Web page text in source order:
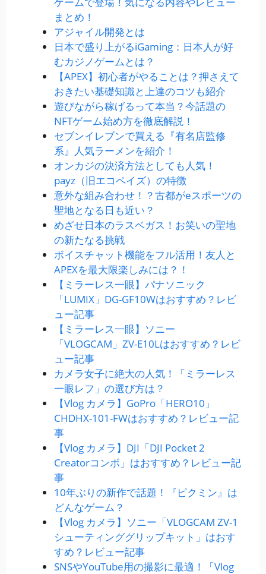
まとめ！
アジャイル開発とは
日本で盛り上がるiGaming：日本人が好
むカジノゲームとは？
【APEX】初心者がやることは？押さえて
おきたい基礎知識と上達のコツも紹介
遊びながら稼げるって本当？今話題の
NFTゲーム始め方を徹底解説！
セブンイレブンで買える『有名店監修
系』人気ラーメンを紹介！
オンカジの決済方法としても人気！
payz（旧エコペイズ）の特徴
意外な組み合わせ！？古都がeスポーツの
聖地となる日も近い？
めざせ日本のラスベガス！お笑いの聖地
の新たなる挑戦
ボイスチャット機能をフル活用！友人と
APEXを最大限楽しみには？！
【ミラーレス一眼】パナソニック
「LUMIX」DG-GF10Wはおすすめ？レビ
ュー記事
【ミラーレス一眼】ソニー
「VLOGCAM」ZV-E10Lはおすすめ？レビ
ュー記事
カメラ女子に絶大の人気！「ミラーレス
一眼レフ」の選び方は？
【Vlog カメラ】GoPro「HERO10」
CHDHX-101-FWはおすすめ？レビュー記
事
【Vlog カメラ】DJI「DJI Pocket 2
Creatorコンボ」はおすすめ？レビュー記
事
10年ぶりの新作で話題！『ピクミン』は
どんなゲーム？
【Vlog カメラ】ソニー「VLOGCAM ZV-1
シューティンググリップキット」はおす
すめ？レビュー記事
SNSやYouTube用の撮影に最適！「Vlog